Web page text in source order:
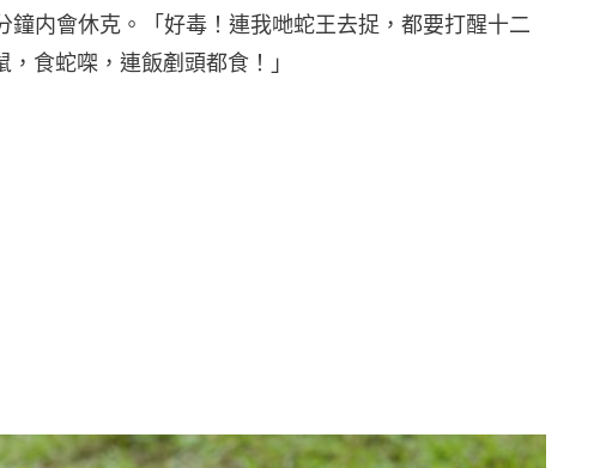
鐘内會休克。「好毒！連我哋蛇王去捉，都要打醒十二
食蛇㗎，連飯剷頭都食！」